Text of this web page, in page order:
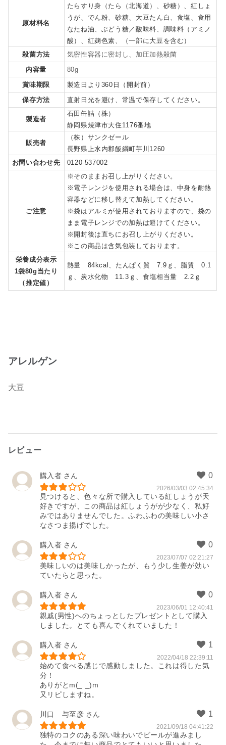
原材料名
たらすり身（たら（北海道）、砂糖）、紅しょ
うが、でん粉、砂糖、大豆たん白、食塩、食用
なたね油、ぶどう糖／酸味料、調味料（アミノ
酸）、紅麹色素、（一部に大豆を含む）
殺菌方法
気密性容器に密封し、加圧加熱殺菌
内容量
80g
賞味期限
製造日より360日（開封前）
保存方法
直射日光を避け、常温で保存してください。
製造者
石田缶詰（株）
静岡県焼津市大住1176番地
販売者
（株）サンクゼール
長野県上水内郡飯綱町芋川1260
お問い合わせ先
0120-537002
ご注意
※そのままお召し上がりください。
※電子レンジを使用される場合は、中身を耐熱
容器などに移し替えて加熱してください。
※袋はアルミが使用されておりますので、袋の
まま電子レンジでの加熱は避けてください。
※開封後は直ちにお召し上がりください。
※この商品は含気包装しております。
栄養成分表示
1袋80g当たり
（推定値）
熱量 84kcal、たんぱく質 7.9ｇ、脂質 0.1
ｇ、炭水化物 11.3ｇ、食塩相当量 2.2ｇ
アレルゲン
大豆
レビュー
購入者
2026/03/03 02:45:34
見つけると、色々な所で購入している紅しょうが天
好きですが、この商品は紅しょうがが少なく、私好
みではありませんでした。ふわふわの美味しい小さ
なさつま揚げでした。
購入者
2023/07/07 02:21:27
美味しいのは美味しかったが、もう少し生姜が効い
ていたらと思った。
購入者
2023/06/01 12:40:41
親戚(男性)へのちょっとしたプレゼントとして購入
しました。とても喜んでくれていました！
購入者
2022/04/18 22:39:11
始めて食べる感じで感動しました。これは得した気
分！
ありがとm(_ _)m
又リピしますね。
川口 与至彦
2021/09/18 04:41:22
独特のコクのある深い味わいでビールが進みまし